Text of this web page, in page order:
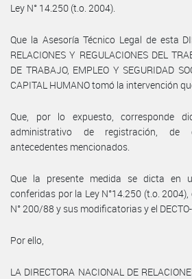
Ley N° 14.250 (t.o. 2004).
Que la Asesoría Técnico Legal de esta
RELACIONES Y REGULACIONES DEL
DE TRABAJO, EMPLEO Y SEGURIDAD
CAPITAL HUMANO tomó la intervención
Que, por lo expuesto, corresponde
administrativo de registración, de
antecedentes mencionados.
Que la presente medida se dicta en
conferidas por la Ley N°14.250 (t.o.
N° 200/88 y sus modificatorias y el
Por ello,
LA DIRECTORA NACIONAL DE